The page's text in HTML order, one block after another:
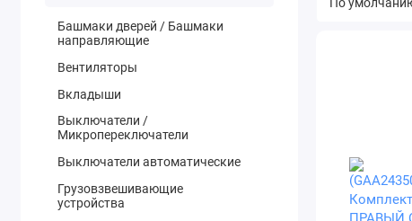
Башмаки дверей / Башмаки
направляющие
Вентиляторы
Вкладыши
Выключатели /
Микропереключатели
Выключатели автоматические
Грузовзвешивающие
устройства